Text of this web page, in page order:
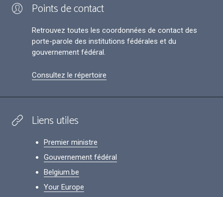
Points de contact
Retrouvez toutes les coordonnées de contact des
porte-parole des institutions fédérales et du
gouvernement fédéral.
Consultez le répertoire
Liens utiles
Premier ministre
Gouvernement fédéral
Belgium.be
Your Europe